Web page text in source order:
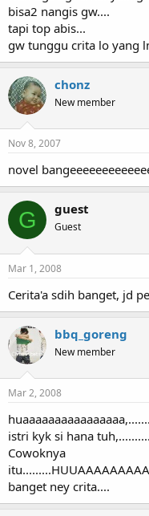
bisa2 nangis gw....
tapi top abis...
gw tunggu crita lo yang
chonz
New member
Nov 8, 2007
novel
G guest
Guest
Mar 1, 2008
Cerita'a sdih banget, jd
bbq_goreng
New member
Mar 2, 2008
istri kyk si hana
Cowoknya
banget ney crita....